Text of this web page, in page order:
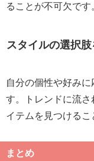
ることが不可欠です
スタイルの選択
自分の個性や好み
す。トレンドに流
イテムを見つけるこ
まとめ